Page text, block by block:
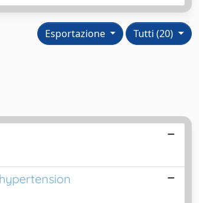
Tutti (20)
Esportazione